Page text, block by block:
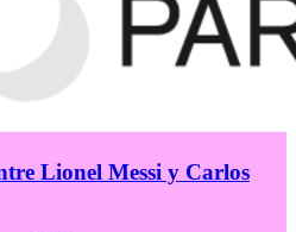
Lionel Messi y Carlos